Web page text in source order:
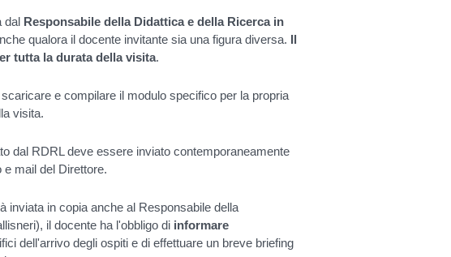
dal Responsabile della Didattica e della Ricerca in
qualora il docente invitante sia una figura diversa. Il
tutta la durata della visita.
e compilare il modulo specifico per la propria
visita.
dal RDRL deve essere inviato contemporaneamente
e mail del Direttore.
inviata in copia anche al Responsabile della
il docente ha l'obbligo di informare
dell'arrivo degli ospiti e di effettuare un breve briefing